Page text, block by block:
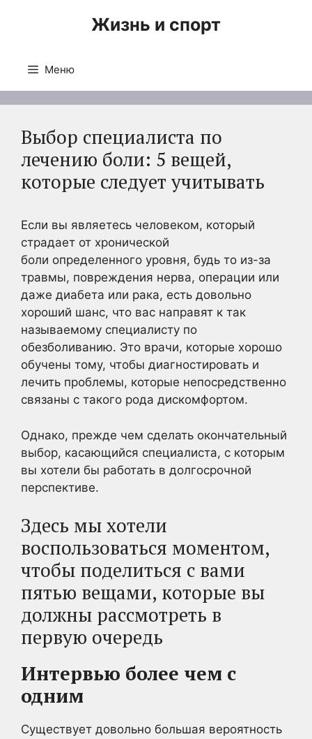
Жизнь и спорт
Меню
Выбор специалиста по
лечению боли: 5 вещей,
которые следует учитывать
Если вы являетесь человеком, который
страдает от хронической
боли определенного уровня, будь то из-за
травмы, повреждения нерва, операции или
даже диабета или рака, есть довольно
хороший шанс, что вас направят к так
называемому специалисту по
обезболиванию. Это врачи, которые хорошо
обучены тому, чтобы диагностировать и
лечить проблемы, которые непосредственно
связаны с такого рода дискомфортом.
Однако, прежде чем сделать окончательный
выбор, касающийся специалиста, с которым
вы хотели бы работать в долгосрочной
перспективе.
Здесь мы хотели
воспользоваться моментом,
чтобы поделиться с вами
пятью вещами, которые вы
должны рассмотреть в
первую очередь
Интервью более чем с
одним
Существует довольно большая вероятность